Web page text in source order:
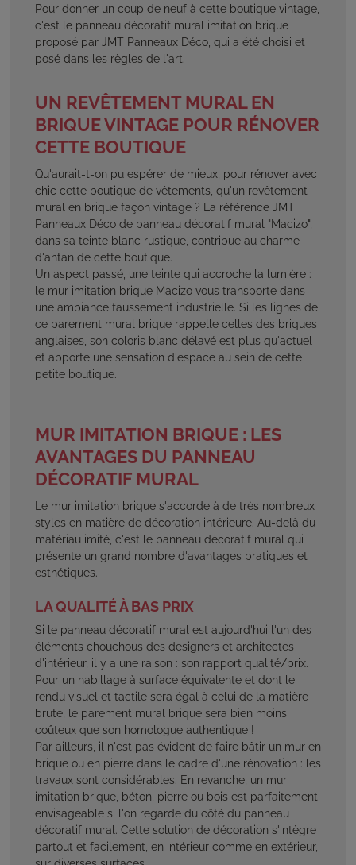
Pour donner un coup de neuf à cette boutique vintage,
c'est le panneau décoratif mural imitation brique
proposé par JMT Panneaux Déco, qui a été choisi et
posé dans les règles de l'art.
UN REVÊTEMENT MURAL EN
BRIQUE VINTAGE POUR RÉNOVER
CETTE BOUTIQUE
Qu'aurait-t-on pu espérer de mieux, pour rénover avec
chic cette boutique de vêtements, qu'un revêtement
mural en brique façon vintage ? La référence JMT
Panneaux Déco de panneau décoratif mural "Macizo",
dans sa teinte blanc rustique, contribue au charme
d'antan de cette boutique.
Un aspect passé, une teinte qui accroche la lumière :
le mur imitation brique Macizo vous transporte dans
une ambiance faussement industrielle. Si les lignes de
ce parement mural brique rappelle celles des briques
anglaises, son coloris blanc délavé est plus qu'actuel
et apporte une sensation d'espace au sein de cette
petite boutique.
MUR IMITATION BRIQUE : LES
AVANTAGES DU PANNEAU
DÉCORATIF MURAL
Le mur imitation brique s'accorde à de très nombreux
styles en matière de décoration intérieure. Au-delà du
matériau imité, c'est le panneau décoratif mural qui
présente un grand nombre d'avantages pratiques et
esthétiques.
LA QUALITÉ À BAS PRIX
Si le panneau décoratif mural est aujourd'hui l'un des
éléments chouchous des designers et architectes
d'intérieur, il y a une raison : son rapport qualité/prix.
Pour un habillage à surface équivalente et dont le
rendu visuel et tactile sera égal à celui de la matière
brute, le parement mural brique sera bien moins
coûteux que son homologue authentique !
Par ailleurs, il n'est pas évident de faire bâtir un mur en
brique ou en pierre dans le cadre d'une rénovation : les
travaux sont considérables. En revanche, un mur
imitation brique, béton, pierre ou bois est parfaitement
envisageable si l'on regarde du côté du panneau
décoratif mural. Cette solution de décoration s'intègre
partout et facilement, en intérieur comme en extérieur,